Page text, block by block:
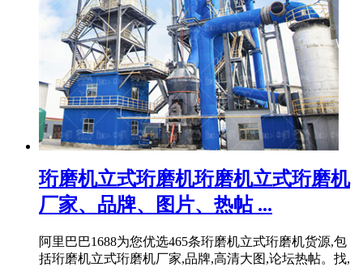
珩磨机立式珩磨机珩磨机立式珩磨机
厂家、品牌、图片、热帖 ...
阿里巴巴1688为您优选465条珩磨机立式珩磨机货源,包
括珩磨机立式珩磨机厂家,品牌,高清大图,论坛热帖。找,